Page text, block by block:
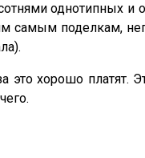
однотипных и
самым поделкам,
хорошо платят.